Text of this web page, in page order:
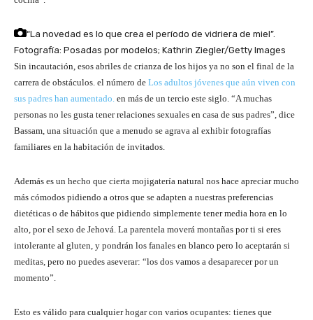
“La novedad es lo que crea el período de vidriera de miel”.
Fotografía: Posadas por modelos; Kathrin Ziegler/Getty Images
Sin incautación, esos abriles de crianza de los hijos ya no son el final de la
carrera de obstáculos. el número de Los adultos jóvenes que aún viven con
sus padres han aumentado. en más de un tercio este siglo. “A muchas
personas no les gusta tener relaciones sexuales en casa de sus padres”, dice
Bassam, una situación que a menudo se agrava al exhibir fotografías
familiares en la habitación de invitados.
Además es un hecho que cierta mojigatería natural nos hace apreciar mucho
más cómodos pidiendo a otros que se adapten a nuestras preferencias
dietéticas o de hábitos que pidiendo simplemente tener media hora en lo
alto, por el sexo de Jehová. La parentela moverá montañas por ti si eres
intolerante al gluten, y pondrán los fanales en blanco pero lo aceptarán si
meditas, pero no puedes aseverar: “los dos vamos a desaparecer por un
momento”.
Esto es válido para cualquier hogar con varios ocupantes: tienes que